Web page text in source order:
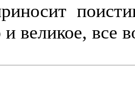
и великое, все